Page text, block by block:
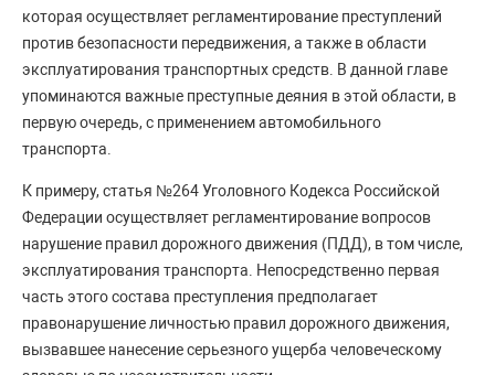
которая осуществляет регламентирование преступлений
против безопасности передвижения, а также в области
эксплуатирования транспортных средств. В данной главе
упоминаются важные преступные деяния в этой области, в
первую очередь, с применением автомобильного
транспорта.
К примеру, статья №264 Уголовного Кодекса Российской
Федерации осуществляет регламентирование вопросов
нарушение правил дорожного движения (ПДД), в том числе,
эксплуатирования транспорта. Непосредственно первая
часть этого состава преступления предполагает
правонарушение личностью правил дорожного движения,
вызвавшее нанесение серьезного ущерба человеческому